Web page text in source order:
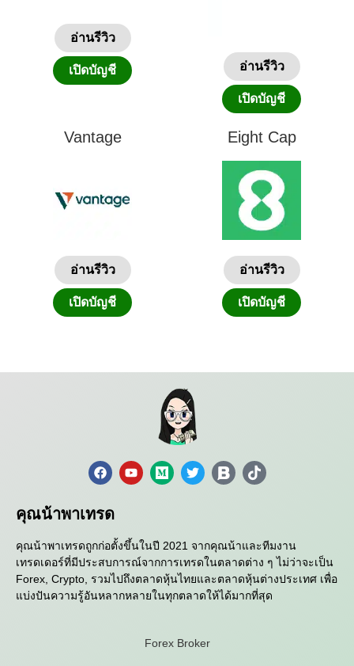
อ่านรีวิว
เปิดบัญชี อ่านรีวิว
เปิดบัญชี
Vantage
อ่านรีวิว
เปิดบัญชี
Eight Cap
อ่านรีวิว
เปิดบัญชี
คุณน้าพาเทรด
คุณน้าพาเทรดถูกก่อตั้งขึ้นในปี 2021 จากคุณน้าและทีมงาน
เทรดเดอร์ที่มีประสบการณ์จากการเทรดในตลาดต่าง ๆ ไม่ว่าจะเป็น
Forex, Crypto, รวมไปถึงตลาดหุ้นไทยและตลาดหุ้นต่างประเทศ เพื่อ
แบ่งปันความรู้อันหลากหลายในทุกตลาดให้ได้มากที่สุด
Forex Broker